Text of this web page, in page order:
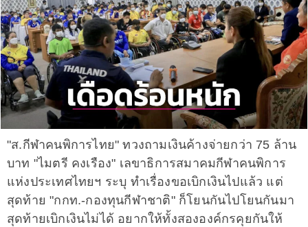
"ส.กีฬาคนพิการไทย" ทวงถามเงินค้างจ่ายกว่า 75 ล้าน
บาท "ไมตรี คงเรือง" เลขาธิการสมาคมกีฬาคนพิการ
แห่งประเทศไทยฯ ระบุ ทำเรื่องขอเบิกเงินไปแล้ว แต่
สุดท้าย "กกท.-กองทุนกีฬาชาติ" ก็โยนกันไปโยนกันมา
สุดท้ายเบิกเงินไม่ได้ อยากให้ทั้งสององค์กรคุยกันให้